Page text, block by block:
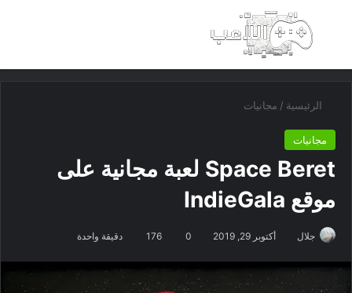
بحث عن
الرئيسية / مجانيات
مجانيات
Space Beret لعبة مجانية على
موقع IndieGala
جلال أكتوبر 29, 2019 0
176 دقيقة واحدة